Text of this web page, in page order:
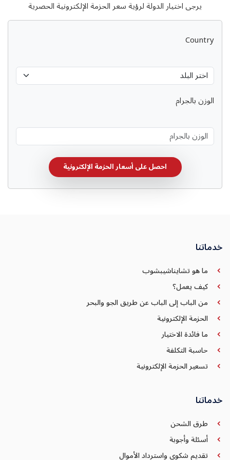
يرجى اختيار الدولة لرؤية سعر الحزمة الإلكترونية الحصرية
Country
الوزن بالجرام
احصل على أسعار الحزمة الإلكترونية
خدماتنا
ما هو تشايناشيبشوب
كيف يعمل؟
من الباب إلى الباب عن طريق الجو والبحر
الحزمة الإلكترونية
ما فائدة الاختيار
حاسبة التكلفة
تسعير الحزمة الإلكترونية
خدماتنا
طرق الشحن
أسئلة وأجوبة
تقديم شكوى واسترداد الأموال